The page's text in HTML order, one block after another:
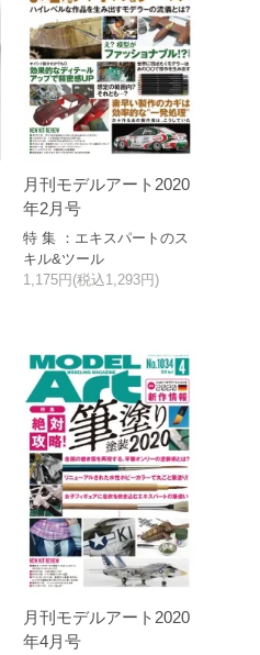
月刊モデルアート2020
年2月号
特 集 ：エキスパートのス
キル&ツール
1,175円(税込1,293円)
月刊モデルアート2020
年4月号